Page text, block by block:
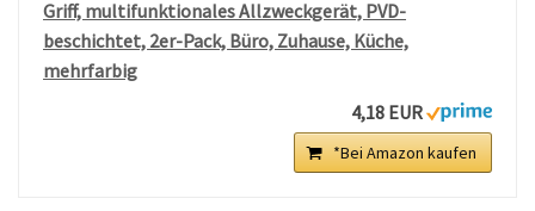
Griff, multifunktionales Allzweckgerät, PVD-
beschichtet, 2er-Pack, Büro, Zuhause, Küche,
mehrfarbig
4,18 EUR
*Bei Amazon kaufen